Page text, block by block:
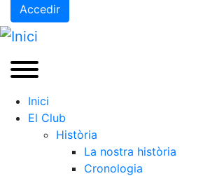
Accedir
Inici
El Club
Història
La nostra història
Cronologia
Àrea esportiva
Tennis
Escola de tennis
Next Gen
Palmarès equips